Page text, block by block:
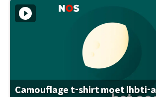
Camouflage t-shirt moet lhbti-